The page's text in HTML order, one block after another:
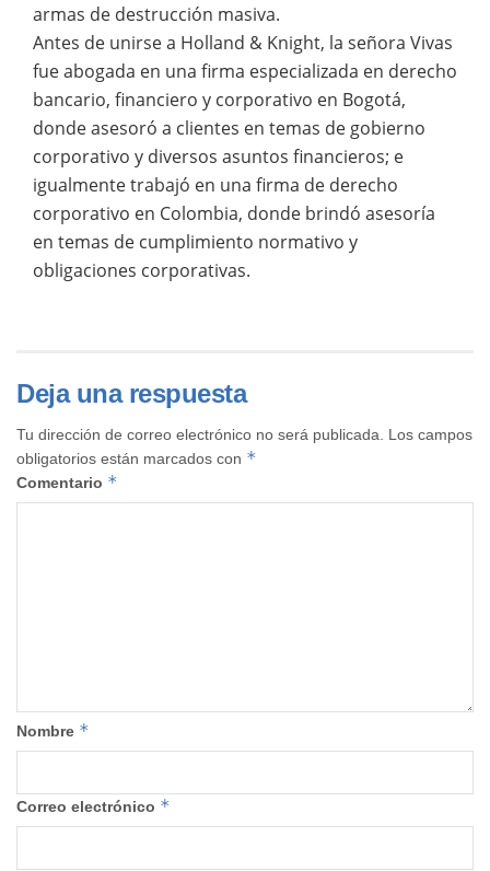
armas de destrucción masiva.
Antes de unirse a Holland & Knight, la señora Vivas
fue abogada en una firma especializada en derecho
bancario, financiero y corporativo en Bogotá,
donde asesoró a clientes en temas de gobierno
corporativo y diversos asuntos financieros; e
igualmente trabajó en una firma de derecho
corporativo en Colombia, donde brindó asesoría
en temas de cumplimiento normativo y
obligaciones corporativas.
Deja una respuesta
Tu dirección de correo electrónico no será publicada.
Los campos
obligatorios están marcados con *
Comentario *
Nombre *
Correo electrónico *